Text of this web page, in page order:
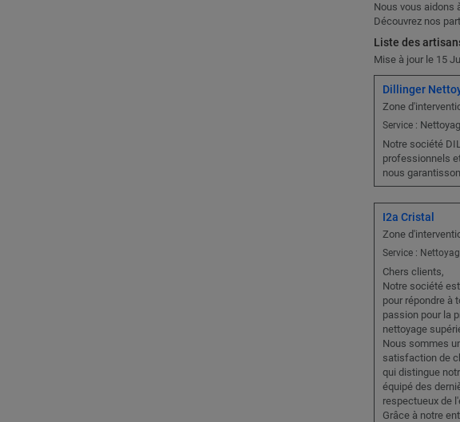
Nous vous aidons
Découvrez nos
Liste des
Mise à jour le 15
Dillinger
Zone
Service :
Notre société
professionnels
nous
I2a Cristal
Zone
Service :
Chers clients,
Notre société
pour répondre à
passion pour la
nettoyage
Nous sommes
satisfaction de
qui distingue
équipé des
respectueux de
Grâce à notre